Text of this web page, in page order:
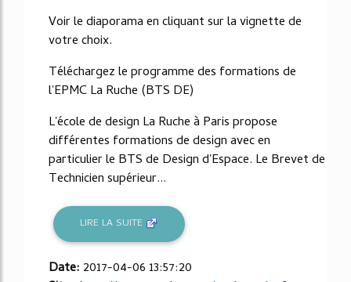
Voir le diaporama en cliquant sur la vignette de
votre choix.
Téléchargez le programme des formations de
l'EPMC La Ruche (BTS DE)
L'école de design La Ruche à Paris propose
différentes formations de design avec en
particulier le BTS de Design d'Espace. Le Brevet de
Technicien supérieur...
LIRE LA SUITE
Date: 2017-04-06 13:57:20